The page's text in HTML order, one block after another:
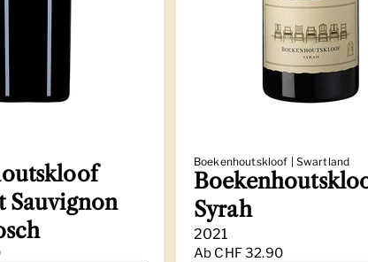
Sauvignon
Boekenhoutskloof | Swartland
Syrah
2021
Ab CHF 32.90